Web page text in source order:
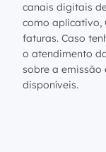
canais digitais
como aplicativo,
faturas. Caso
o atendimento
sobre a
disponíveis.